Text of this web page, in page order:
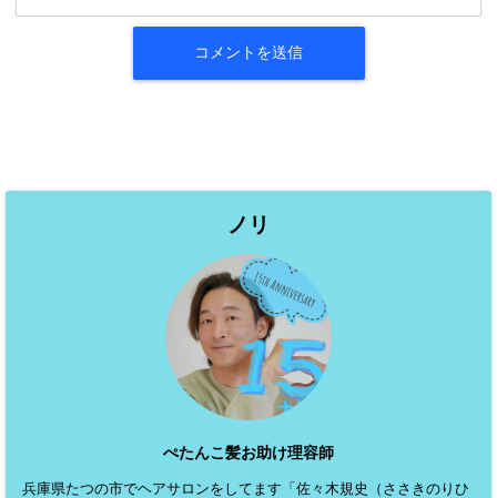
ノリ
ぺたんこ髪お助け理容師
兵庫県たつの市でヘアサロンをしてます「佐々木規史（ささきのりひ